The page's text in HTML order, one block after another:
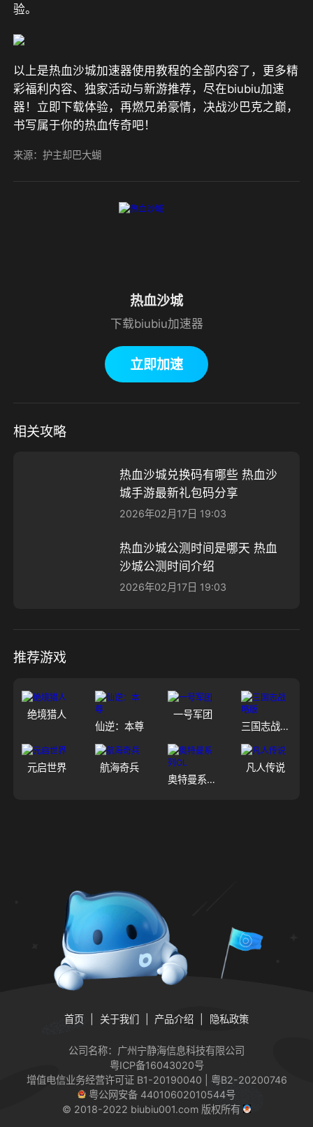
验。
以上是热血沙城加速器使用教程的全部内容了，更多精
彩福利内容、独家活动与新游推荐，尽在biubiu加速
器！立即下载体验，再燃兄弟豪情，决战沙巴克之巅，
书写属于你的热血传奇吧！
来源：护主却巴大蝴
热血沙城
下载biubiu加速器
立即加速
相关攻略
热血沙城兑换码有哪些 热血沙
城手游最新礼包码分享
2026年02月17日 19:03
热血沙城公测时间是哪天 热血
沙城公测时间介绍
2026年02月17日 19:03
推荐游戏
绝境猎人
仙逆：本尊
一号军团
三国志战略版
元启世界
航海奇兵
奥特曼系列OL
凡人传说
首页 关于我们 产品介绍 隐私政策
公司名称：广州宁静海信息科技有限公司
粤ICP备16043020号
增值电信业务经营许可证 B1-20190040 | 粤B2-20200746
粤公网安备 44010602010544号
© 2018-2022 biubiu001.com 版权所有